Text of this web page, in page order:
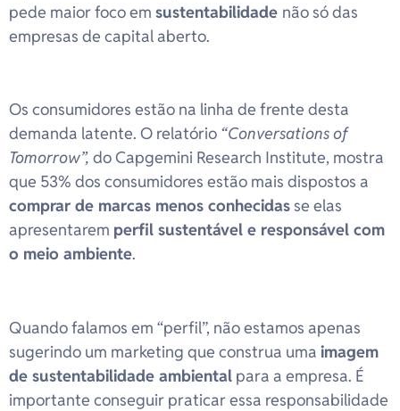
pede maior foco em sustentabilidade não só das
empresas de capital aberto.
Os consumidores estão na linha de frente desta
demanda latente. O relatório “Conversations of
Tomorrow”, do Capgemini Research Institute, mostra
que 53% dos consumidores estão mais dispostos a
comprar de marcas menos conhecidas se elas
apresentarem perfil sustentável e responsável com
o meio ambiente.
Quando falamos em “perfil”, não estamos apenas
sugerindo um marketing que construa uma imagem
de sustentabilidade ambiental para a empresa. É
importante conseguir praticar essa responsabilidade